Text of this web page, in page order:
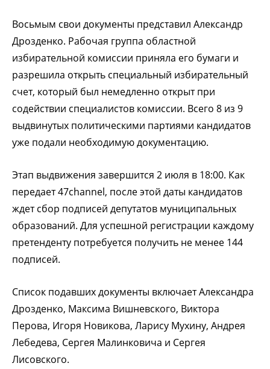
Восьмым свои документы представил Александр
Дрозденко. Рабочая группа областной
избирательной комиссии приняла его бумаги и
разрешила открыть специальный избирательный
счет, который был немедленно открыт при
содействии специалистов комиссии. Всего 8 из 9
выдвинутых политическими партиями кандидатов
уже подали необходимую документацию.
Этап выдвижения завершится 2 июля в 18:00. Как
передает 47channel, после этой даты кандидатов
ждет сбор подписей депутатов муниципальных
образований. Для успешной регистрации каждому
претенденту потребуется получить не менее 144
подписей.
Список подавших документы включает Александра
Дрозденко, Максима Вишневского, Виктора
Перова, Игоря Новикова, Ларису Мухину, Андрея
Лебедева, Сергея Малинковича и Сергея
Лисовского.